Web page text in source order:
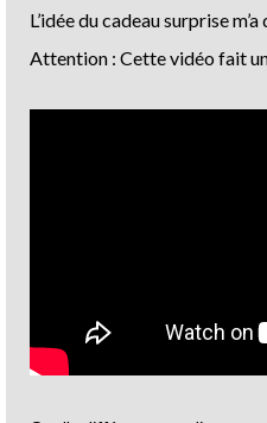
L’idée du cadeau surprise
Attention : Cette vidéo fait